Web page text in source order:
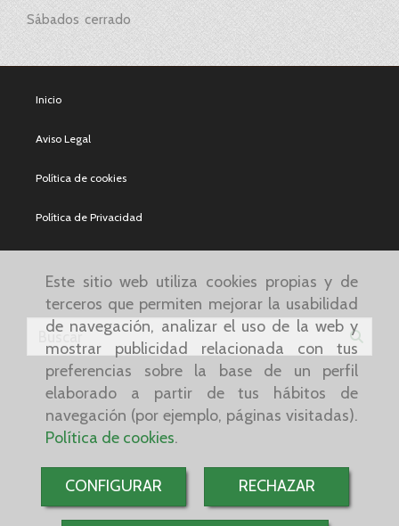
Este sitio web utiliza cookies propias y de
terceros que permiten mejorar la usabilidad
de navegación, analizar el uso de la web y
mostrar publicidad relacionada con tus
preferencias sobre la base de un perfil
elaborado a partir de tus hábitos de
navegación (por ejemplo, páginas visitadas).
Política de cookies.
CONFIGURAR RECHAZAR
Sábados cerrado
Inicio
Aviso Legal
Política de cookies
Política de Privacidad